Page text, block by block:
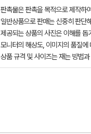
판촉물은 판촉을 목적으로 제작하
일반상품으로 판매는 신중히 판단
제공되는 상품의 사진은 이해를
모니터의 해상도, 이미지의 품질
상품 규격 및 사이즈는 재는 방법